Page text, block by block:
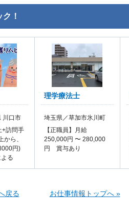
！
川口市
+訪問手
ら、
円)
る
理学療法士
埼玉県／草加市氷川町
【正職員】月給
250,000円 〜 280,000
円 賞与あり
戻る お仕事情報トップへ »